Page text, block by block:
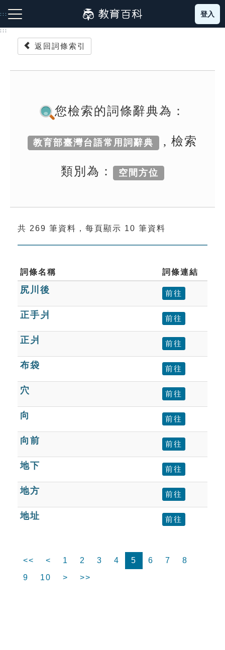
到
主
:::
成語故事
索引選單
單字索引
生命大百科索引
遊戲專區
教學應用
貓頭鷹博士
登入
:::
返回詞條索引
您檢索的詞條辭典為：
教育部臺灣台語常用詞辭典 , 檢索
類別為： 空間方位
共 269 筆資料，每頁顯示 10 筆資料
詞條名稱 詞條連結
尻川後 前往
正手爿 前往
正爿 前往
布袋 前往
穴 前往
向 前往
向前 前往
地下 前往
地方 前往
地址 前往
<< < 1 2 3 4 5 6 7
8
9
10 > >>